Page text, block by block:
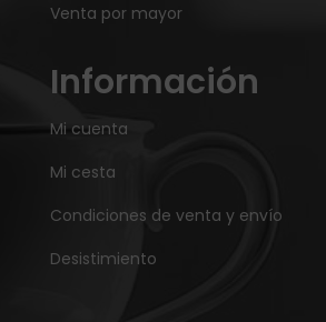
Venta por mayor
Información
Mi cuenta
Mi cesta
Condiciones de venta y envío
Desistimiento